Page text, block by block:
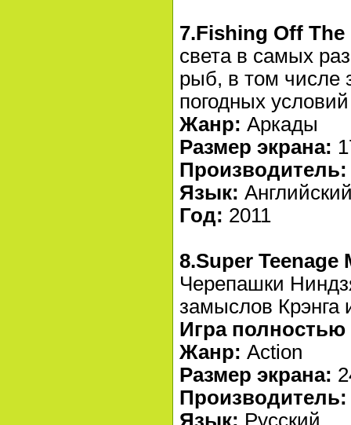
7.Fishing Off The
света в самых
рыб, в том числе
погодных
Жанр: Аркады
Размер экрана:
Производитель:
Язык:
Год: 2011
8.Super Teenage
Черепашки
замыслов Крэнга
Игра полностью
Жанр: Action
Размер экрана:
Производитель:
Язык: Русский